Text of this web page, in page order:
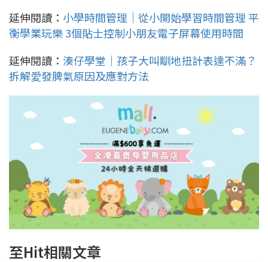
延伸閱讀： 小學時間管理｜從小開始學習時間管理 平
衡學業玩樂 3個貼士控制小朋友電子屏幕使用時間
延伸閱讀： 湊仔學堂｜孩子大叫瞓地扭計表達不滿？
拆解愛發脾氣原因及應對方法
至Hit相關文章